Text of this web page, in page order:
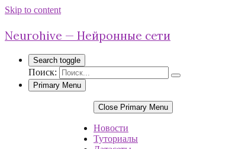
Skip to content
Neurohive — Нейронные сети
Search toggle
Поиск:
Primary Menu
Close Primary Menu
Новости
Туториалы